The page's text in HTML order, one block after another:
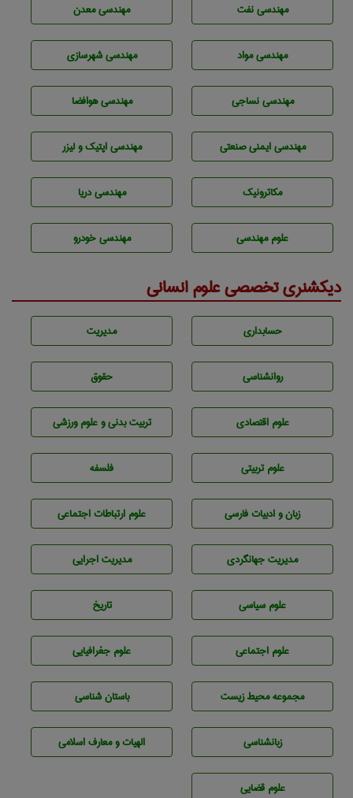
مهندسی نفت مهندسی معدن
مهندسی مواد مهندسی شهرسازی
مهندسي نساجی مهندسی هوافضا
مهندسی ایمنی صنعتی مهندسی اپتیک و لیزر
مکاترونیک مهندسی دریا
علوم مهندسی مهندسی خودرو
دیکشنری تخصصی علوم انسانی
حسابداری مديريت
روانشناسی حقوق
علوم اقتصادی تربيت بدنی و علوم ورزشی
علوم تربيتی فلسفه
زبان و ادبيات فارسی علوم ارتباطات اجتماعی
مديريت جهانگردی مديريت اجرايی
علوم سياسی تاريخ
علوم اجتماعی علوم جغرافيايی
مجموعه محيط زيست باستان شناسی
زبانشناسی الهیات و معارف اسلامی
علوم قضایی